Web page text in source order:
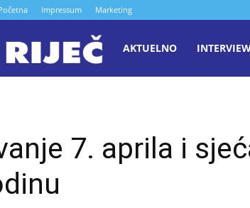
Impressum Marketing
Naša
Zenica
AKTUELNO
7. aprila i